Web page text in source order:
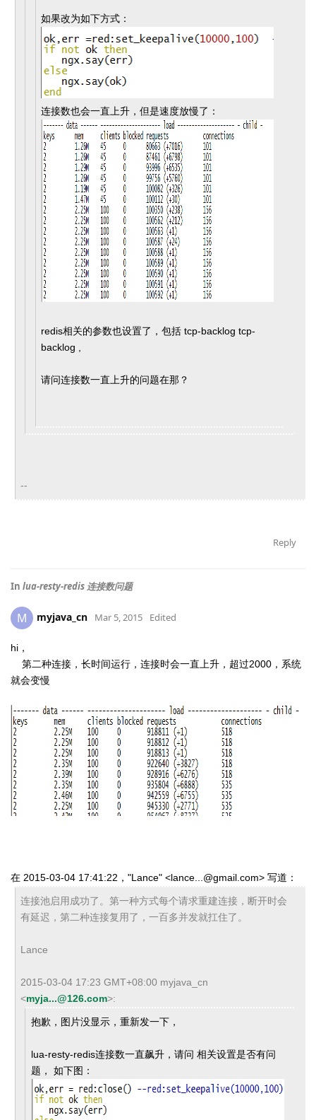
如果改为如下方式：
连接数也会一直上升，但是速度放慢了：
redis相关的参数也设置了，包括 tcp-backlog tcp-
backlog ,
请问连接数一直上升的问题在那？
--
Reply
In lua-resty-redis 连接数问题
M myjava_cn Mar 5, 2015 Edited
hi，
第二种连接，长时间运行，连接时会一直上升，超过2000，系统
就会变慢
在 2015-03-04 17:41:22，"Lance" <lance...@gmail.com> 写道：
连接池启用成功了。第一种方式每个请求重建连接，断开时会
有延迟，第二种连接复用了，一百多并发就扛住了。
Lance
2015-03-04 17:23 GMT+08:00 myjava_cn
<myja...@126.com>:
抱歉，图片没显示，重新发一下，
lua-resty-redis连接数一直飙升，请问 相关设置是否有问
题， 如下图：